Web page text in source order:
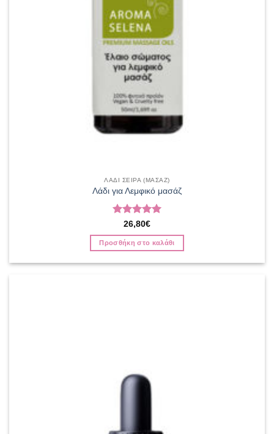
ΛΑΔΙ ΣΕΙΡΑ (ΜΑΣΑΖ)
Λάδι για Λεμφικό μασάζ
Βαθμολογήθηκε
με5από 5
26,80€
Προσθήκη στο καλάθι